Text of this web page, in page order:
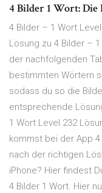
4 Bilder 1 Wort: Die
4 Bilder – 1 Wort
Lösung zu 4 Bilder –
der nachfolgenden
bestimmten Wörtern
sodass du so die
entsprechende
1 Wort Level 232
kommst bei der App
nach der richtigen
iPhone? Hier findest
4 Bilder 1 Wort. Hier